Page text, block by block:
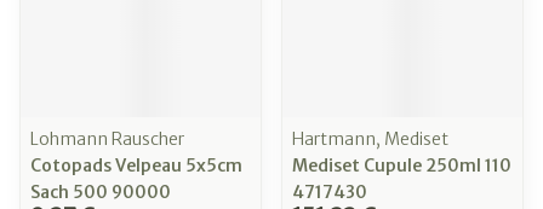
Lohmann Rauscher
Cotopads Velpeau 5x5cm
Sach 500 90000
Hartmann, Mediset
Mediset Cupule 250ml 110
4717430